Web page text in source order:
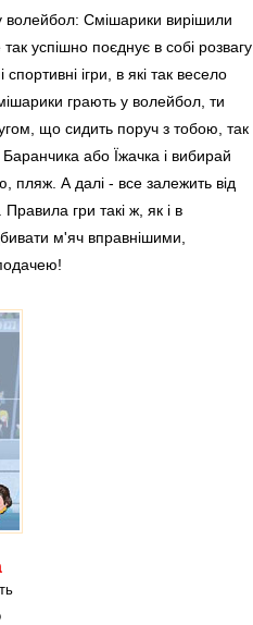
волейбол: Смішарики вирішили
успішно поєднує в собі розвагу
ігри, в які так весело
грають у волейбол, ти
що сидить поруч з тобою, так
або Їжачка і вибирай
пляж. А далі - все залежить від
Правила гри такі ж, як і в
м'яч вправнішими,